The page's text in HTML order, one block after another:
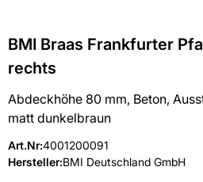
BMI Braas Frankfurter
rechts
Abdeckhöhe 80 mm, Beton,
matt dunkelbraun
Art.Nr:4001200091
Hersteller:BMI Deutschland GmbH